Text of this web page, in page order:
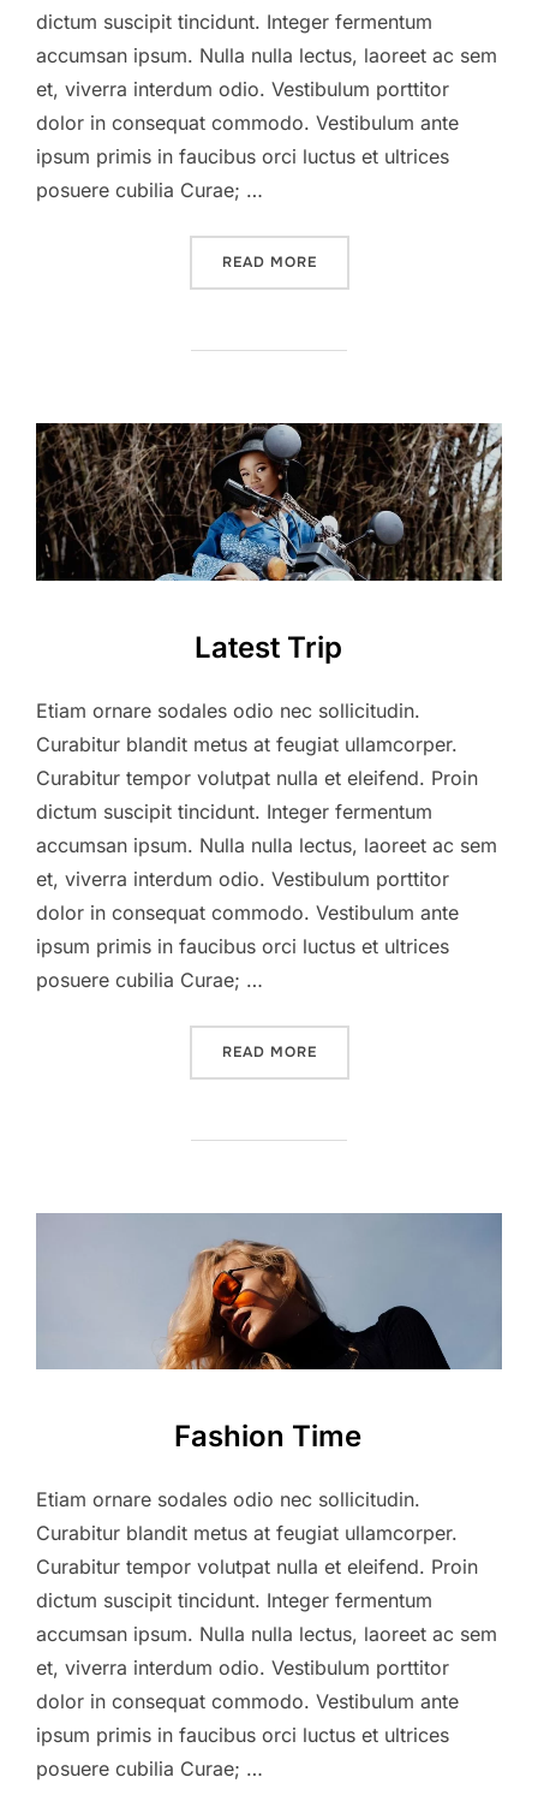
dictum suscipit tincidunt. Integer fermentum
accumsan ipsum. Nulla nulla lectus, laoreet ac sem
et, viverra interdum odio. Vestibulum porttitor
dolor in consequat commodo. Vestibulum ante
ipsum primis in faucibus orci luctus et ultrices
posuere cubilia Curae; …
READ MORE”FLOWERS DAY”
Latest Trip
Etiam ornare sodales odio nec sollicitudin.
Curabitur blandit metus at feugiat ullamcorper.
Curabitur tempor volutpat nulla et eleifend. Proin
dictum suscipit tincidunt. Integer fermentum
accumsan ipsum. Nulla nulla lectus, laoreet ac sem
et, viverra interdum odio. Vestibulum porttitor
dolor in consequat commodo. Vestibulum ante
ipsum primis in faucibus orci luctus et ultrices
posuere cubilia Curae; …
READ MORE”LATEST TRIP”
Fashion Time
Etiam ornare sodales odio nec sollicitudin.
Curabitur blandit metus at feugiat ullamcorper.
Curabitur tempor volutpat nulla et eleifend. Proin
dictum suscipit tincidunt. Integer fermentum
accumsan ipsum. Nulla nulla lectus, laoreet ac sem
et, viverra interdum odio. Vestibulum porttitor
dolor in consequat commodo. Vestibulum ante
ipsum primis in faucibus orci luctus et ultrices
posuere cubilia Curae; …